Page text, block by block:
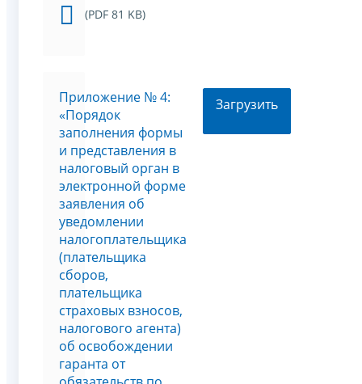
(PDF 81 KB)
Приложение № 4:
«Порядок
заполнения формы
и представления в
налоговый орган в
электронной форме
заявления об
уведомлении
налогоплательщика
(плательщика
сборов,
плательщика
страховых взносов,
налогового агента)
об освобождении
гаранта от
Загрузить